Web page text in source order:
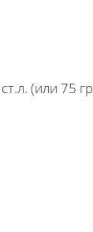
(или 75